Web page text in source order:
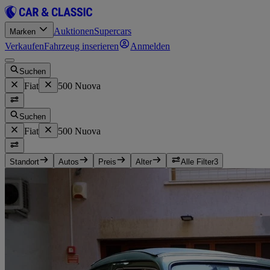
Marken AuktionenSupercars
VerkaufenFahrzeug inserieren Anmelden
Suchen
Fiat 500 Nuova
Suchen
Fiat 500 Nuova
Standort Autos Preis Alter Alle Filter3